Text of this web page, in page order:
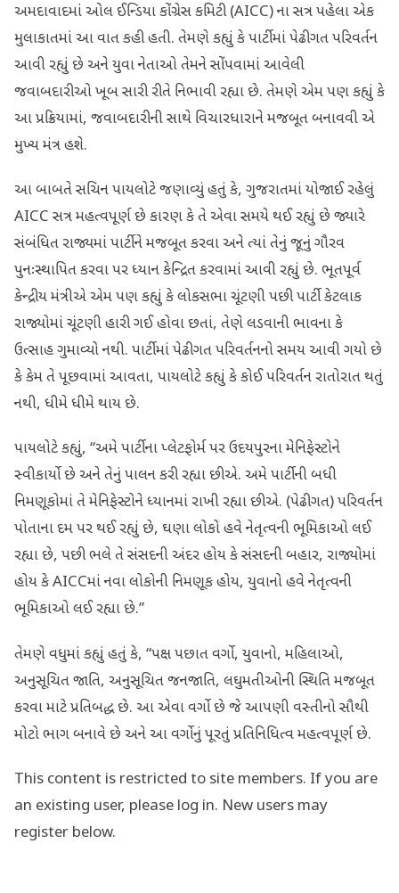
અમદાવાદમાં ઓલ ઈન્ડિયા કોંગ્રેસ કમિટી (AICC) ના સત્ર પહેલા એક
મુલાકાતમાં આ વાત કહી હતી. તેમણે કહ્યું કે પાર્ટીમાં પેઢીગત પરિવર્તન
આવી રહ્યું છે અને યુવા નેતાઓ તેમને સોંપવામાં આવેલી
જવાબદારીઓ ખૂબ સારી રીતે નિભાવી રહ્યા છે. તેમણે એમ પણ કહ્યું કે
આ પ્રક્રિયામાં, જવાબદારીની સાથે વિચારધારાને મજબૂત બનાવવી એ
મુખ્ય મંત્ર હશે.
આ બાબતે સચિન પાયલોટે જણાવ્યું હતું કે, ગુજરાતમાં યોજાઈ રહેલું
AICC સત્ર મહત્વપૂર્ણ છે કારણ કે તે એવા સમયે થઈ રહ્યું છે જ્યારે
સંબંધિત રાજ્યમાં પાર્ટીને મજબૂત કરવા અને ત્યાં તેનું જૂનું ગૌરવ
પુનઃસ્થાપિત કરવા પર ધ્યાન કેન્દ્રિત કરવામાં આવી રહ્યું છે. ભૂતપૂર્વ
કેન્દ્રીય મંત્રીએ એમ પણ કહ્યું કે લોકસભા ચૂંટણી પછી પાર્ટી કેટલાક
રાજ્યોમાં ચૂંટણી હારી ગઈ હોવા છતાં, તેણે લડવાની ભાવના કે
ઉત્સાહ ગુમાવ્યો નથી. પાર્ટીમાં પેઢીગત પરિવર્તનનો સમય આવી ગયો છે
કે કેમ તે પૂછવામાં આવતા, પાયલોટે કહ્યું કે કોઈ પરિવર્તન રાતોરાત થતું
નથી, ધીમે ધીમે થાય છે.
પાયલોટે કહ્યું, “અમે પાર્ટીના પ્લેટફોર્મ પર ઉદયપુરના મેનિફેસ્ટોને
સ્વીકાર્યો છે અને તેનું પાલન કરી રહ્યા છીએ. અમે પાર્ટીની બધી
નિમણૂકોમાં તે મેનિફેસ્ટોને ધ્યાનમાં રાખી રહ્યા છીએ. (પેઢીગત) પરિવર્તન
પોતાના દમ પર થઈ રહ્યું છે, ઘણા લોકો હવે નેતૃત્વની ભૂમિકાઓ લઈ
રહ્યા છે, પછી ભલે તે સંસદની અંદર હોય કે સંસદની બહાર, રાજ્યોમાં
હોય કે AICCમાં નવા લોકોની નિમણૂક હોય, યુવાનો હવે નેતૃત્વની
ભૂમિકાઓ લઈ રહ્યા છે.”
તેમણે વધુમાં કહ્યું હતું કે, “પક્ષ પછાત વર્ગો, યુવાનો, મહિલાઓ,
અનુસૂચિત જાતિ, અનુસૂચિત જનજાતિ, લઘુમતીઓની સ્થિતિ મજબૂત
કરવા માટે પ્રતિબદ્ધ છે. આ એવા વર્ગો છે જે આપણી વસ્તીનો સૌથી
મોટો ભાગ બનાવે છે અને આ વર્ગોનું પૂરતું પ્રતિનિધિત્વ મહત્વપૂર્ણ છે.
This content is restricted to site members. If you are
an existing user, please log in. New users may
register below.